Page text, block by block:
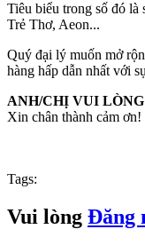
Tiêu biểu trong số đó
Trẻ Thơ, Aeon...
Quý đại lý muốn mở
hàng hấp dẫn nhất với
ANH/CHỊ VUI
Xin chân thành cảm ơn!
Tags:
Vui lòng Đăng